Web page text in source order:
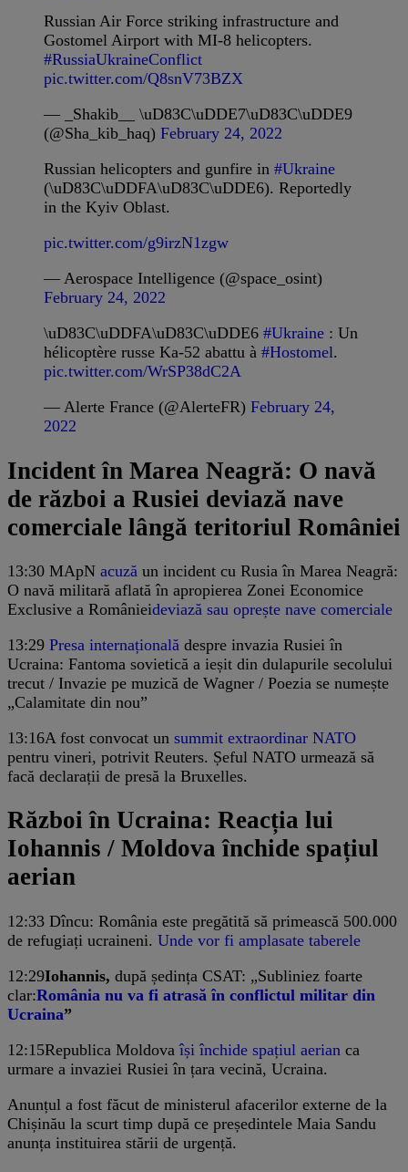
Russian Air Force striking infrastructure and
Gostomel Airport with MI-8 helicopters.
#RussiaUkraineConflict
pic.twitter.com/Q8snV73BZX
— _Shakib__ \uD83C\uDDE7\uD83C\uDDE9
(@Sha_kib_haq) February 24, 2022
Russian helicopters and gunfire in #Ukraine
(\uD83C\uDDFA\uD83C\uDDE6). Reportedly
in the Kyiv Oblast.
pic.twitter.com/g9irzN1zgw
— Aerospace Intelligence (@space_osint)
February 24, 2022
\uD83C\uDDFA\uD83C\uDDE6 #Ukraine : Un
hélicoptère russe Ka-52 abattu à #Hostomel.
pic.twitter.com/WrSP38dC2A
— Alerte France (@AlerteFR) February 24,
2022
Incident în Marea Neagră: O navă
de război a Rusiei deviază nave
comerciale lângă teritoriul României
13:30 MApN acuză un incident cu Rusia în Marea Neagră:
O navă militară aflată în apropierea Zonei Economice
Exclusive a Românieideviază sau oprește nave comerciale
13:29 Presa internațională despre invazia Rusiei în
Ucraina: Fantoma sovietică a ieșit din dulapurile secolului
trecut / Invazie pe muzică de Wagner / Poezia se numește
„Calamitate din nou”
13:16A fost convocat un summit extraordinar NATO
pentru vineri, potrivit Reuters. Șeful NATO urmează să
facă declarații de presă la Bruxelles.
Război în Ucraina: Reacția lui
Iohannis / Moldova închide spațiul
aerian
12:33 Dîncu: România este pregătită să primească 500.000
de refugiați ucraineni. Unde vor fi amplasate taberele
12:29Iohannis, după ședința CSAT: „Subliniez foarte
clar:România nu va fi atrasă în conflictul militar din
Ucraina”
12:15Republica Moldovaîși închide spațiul aerian ca
urmare a invaziei Rusiei în țara vecină, Ucraina.
Anunțul a fost făcut de ministerul afacerilor externe de la
Chișinău la scurt timp după ce președintele Maia Sandu
anunța instituirea stării de urgență.